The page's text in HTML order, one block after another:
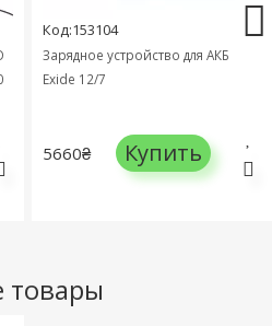
Код:153104
Зарядное устройство для АКБ
Exide 12/7
5660₴ Купить
товары